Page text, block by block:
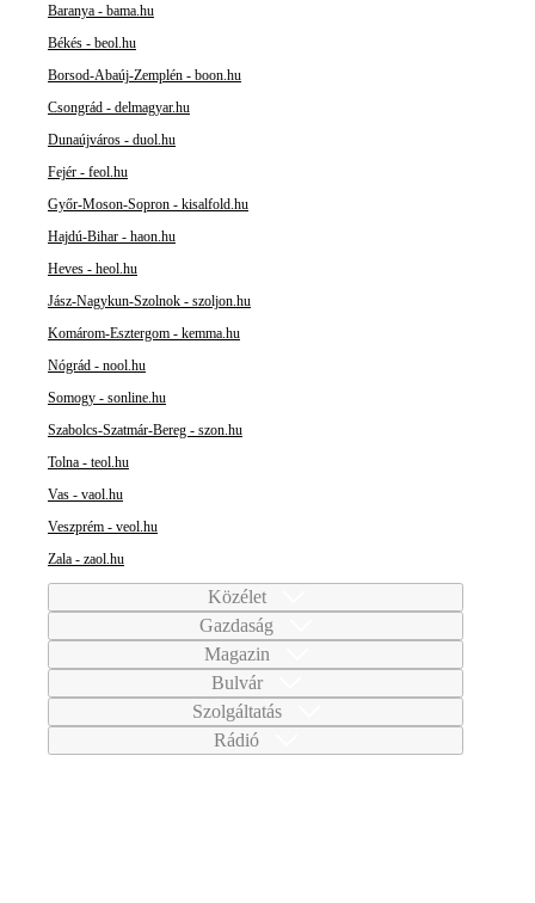
Baranya - bama.hu
Békés - beol.hu
Borsod-Abaúj-Zemplén - boon.hu
Csongrád - delmagyar.hu
Dunaújváros - duol.hu
Fejér - feol.hu
Győr-Moson-Sopron - kisalfold.hu
Hajdú-Bihar - haon.hu
Heves - heol.hu
Jász-Nagykun-Szolnok - szoljon.hu
Komárom-Esztergom - kemma.hu
Nógrád - nool.hu
Somogy - sonline.hu
Szabolcs-Szatmár-Bereg - szon.hu
Tolna - teol.hu
Vas - vaol.hu
Veszprém - veol.hu
Zala - zaol.hu
Közélet
Gazdaság
Magazin
Bulvár
Szolgáltatás
Rádió